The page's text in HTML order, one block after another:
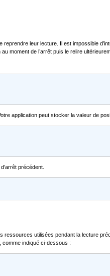
leur lecture. Il est impossible
moment de l’arrêt puis le relire
application peut stocker la valeur de
précédent.
ressources utilisées pendant la lecture
comme indiqué ci-dessous :